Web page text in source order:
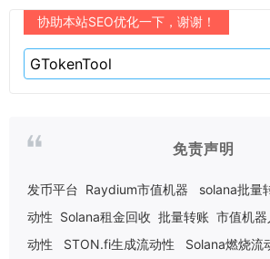
协助本站SEO优化一下，谢谢！
免责声明
发币平台 Raydium市值机器 solana批量
动性 Solana租金回收 批量转账 市值机器
动性
STON.fi生成流动性 Solana燃烧流